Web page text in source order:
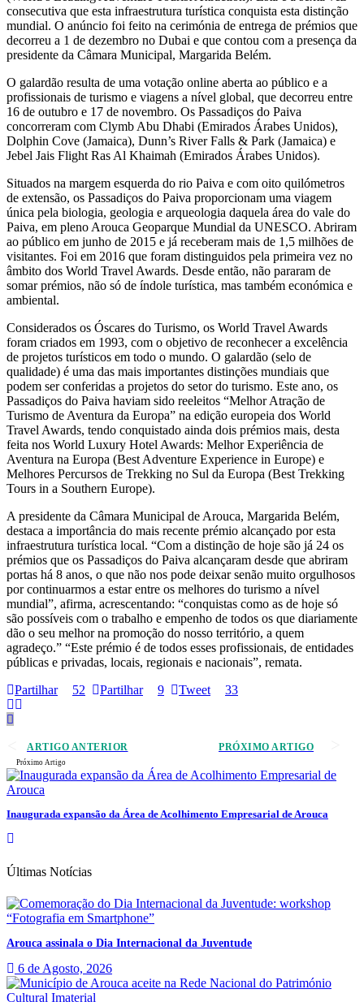
consecutiva que esta infraestrutura turística conquista esta distinção
mundial. O anúncio foi feito na cerimónia de entrega de prémios que
decorreu a 1 de dezembro no Dubai e que contou com a presença da
presidente da Câmara Municipal, Margarida Belém.
O galardão resulta de uma votação online aberta ao público e a
profissionais de turismo e viagens a nível global, que decorreu entre
16 de outubro e 17 de novembro. Os Passadiços do Paiva
concorreram com Clymb Abu Dhabi (Emirados Árabes Unidos),
Dolphin Cove (Jamaica), Dunn’s River Falls & Park (Jamaica) e
Jebel Jais Flight Ras Al Khaimah (Emirados Árabes Unidos).
Situados na margem esquerda do rio Paiva e com oito quilómetros
de extensão, os Passadiços do Paiva proporcionam uma viagem
única pela biologia, geologia e arqueologia daquela área do vale do
Paiva, em pleno Arouca Geoparque Mundial da UNESCO. Abriram
ao público em junho de 2015 e já receberam mais de 1,5 milhões de
visitantes. Foi em 2016 que foram distinguidos pela primeira vez no
âmbito dos World Travel Awards. Desde então, não pararam de
somar prémios, não só de índole turística, mas também económica e
ambiental.
Considerados os Óscares do Turismo, os World Travel Awards
foram criados em 1993, com o objetivo de reconhecer a excelência
de projetos turísticos em todo o mundo. O galardão (selo de
qualidade) é uma das mais importantes distinções mundiais que
podem ser conferidas a projetos do setor do turismo. Este ano, os
Passadiços do Paiva haviam sido reeleitos “Melhor Atração de
Turismo de Aventura da Europa” na edição europeia dos World
Travel Awards, tendo conquistado ainda dois prémios mais, desta
feita nos World Luxury Hotel Awards: Melhor Experiência de
Aventura na Europa (Best Adventure Experience in Europe) e
Melhores Percursos de Trekking no Sul da Europa (Best Trekking
Tours in a Southern Europe).
A presidente da Câmara Municipal de Arouca, Margarida Belém,
destaca a importância do mais recente prémio alcançado por esta
infraestrutura turística local. “Com a distinção de hoje são já 24 os
prémios que os Passadiços do Paiva alcançaram desde que abriram
portas há 8 anos, o que não nos pode deixar senão muito orgulhosos
por continuarmos a estar entre os melhores do turismo a nível
mundial”, afirma, acrescentando: “conquistas como as de hoje só
são possíveis com o trabalho e empenho de todos os que diariamente
dão o seu melhor na promoção do nosso território, a quem
agradeço.” “Este prémio é de todos esses profissionais, de entidades
públicas e privadas, locais, regionais e nacionais”, remata.
Partilhar
52 Partilhar 9 Tweet 33
ARTIGO ANTERIOR PRÓXIMO ARTIGO
Próximo Artigo
Inaugurada expansão da Área de Acolhimento Empresarial de Arouca
Últimas Notícias
Arouca assinala o Dia Internacional da Juventude
6 de Agosto, 2026